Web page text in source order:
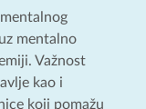
mentalno
Važnost
kao i
koji pomažu